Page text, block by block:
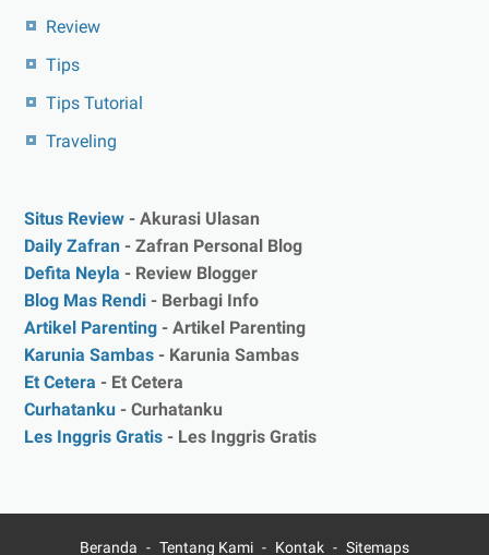
Review
Tips
Tips Tutorial
Traveling
Situs Review - Akurasi Ulasan
Daily Zafran - Zafran Personal Blog
Defita Neyla - Review Blogger
Blog Mas Rendi - Berbagi Info
Artikel Parenting - Artikel Parenting
Karunia Sambas - Karunia Sambas
Et Cetera - Et Cetera
Curhatanku - Curhatanku
Les Inggris Gratis - Les Inggris Gratis
Beranda Tentang Kami Kontak Sitemaps